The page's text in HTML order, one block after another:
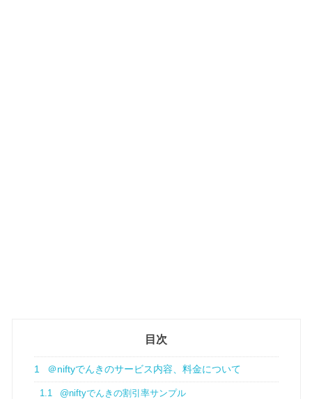
目次
1 ＠niftyでんきのサービス内容、料金について
1.1 @niftyでんきの割引率サンプル